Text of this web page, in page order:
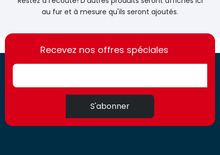
au fur et à mesure qu'ils seront ajoutés.
https://france-
access.fr
https://france-
access.fr
Recevez nos offres spéciales
S'abonner